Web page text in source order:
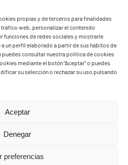
propias y de terceros para finalidades
web, personalizar el contenido
funciones de redes sociales y mostrarle
un perfil elaborado a partir de sus hábitos de
puedes consultar nuestra política de cookies
mediante el botón “Aceptar” o puedes
su selección o rechazar su uso pulsando
Aceptar
Denegar
preferencias